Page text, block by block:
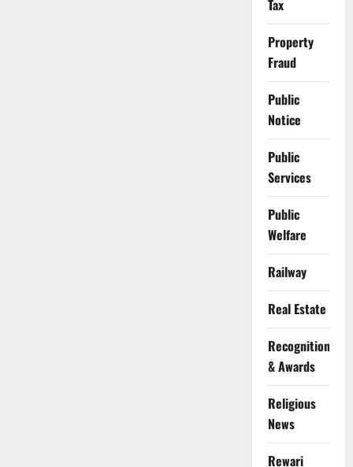
Tax
Property
Fraud
Public
Notice
Public
Services
Public
Welfare
Railway
Real Estate
Recognition
& Awards
Religious
News
Rewari